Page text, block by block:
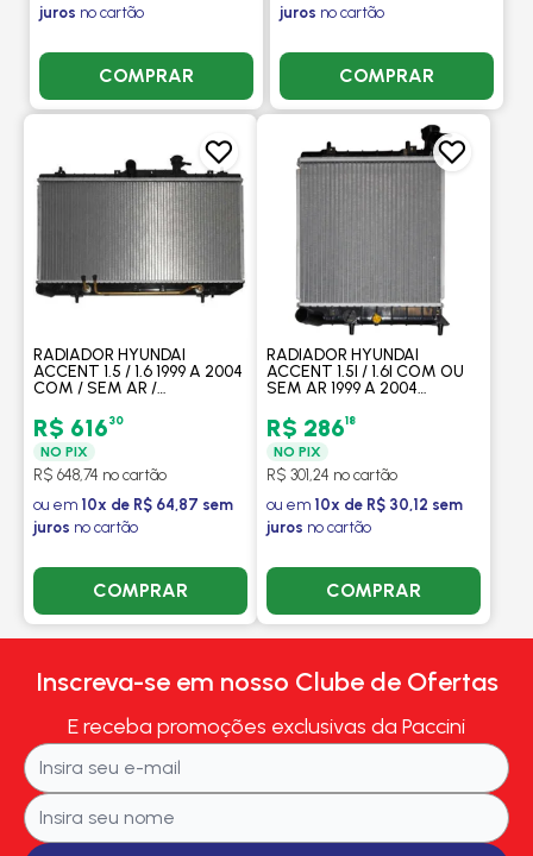
juros no cartão
COMPRAR
juros no cartão
COMPRAR
RADIADOR HYUNDAI
ACCENT 1.5 / 1.6 1999 A 2004
COM / SEM AR /
PROCOOLER
R$ 61630
NO PIX
R$ 648,74 no cartão
ou em 10x de R$ 64,87 sem
juros no cartão
COMPRAR
RADIADOR HYUNDAI
ACCENT 1.5I / 1.6I COM OU
SEM AR 1999 A 2004
R$ 28618
NO PIX
R$ 301,24 no cartão
ou em 10x de R$ 30,12 sem
juros no cartão
COMPRAR
Inscreva-se em nosso Clube de Ofertas
E receba promoções exclusivas da Paccini